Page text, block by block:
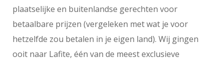
plaatselijke en buitenlandse gerechten voor
betaalbare prijzen (vergeleken met wat je voor
hetzelfde zou betalen in je eigen land). Wij gingen
ooit naar Lafite, één van de meest exclusieve